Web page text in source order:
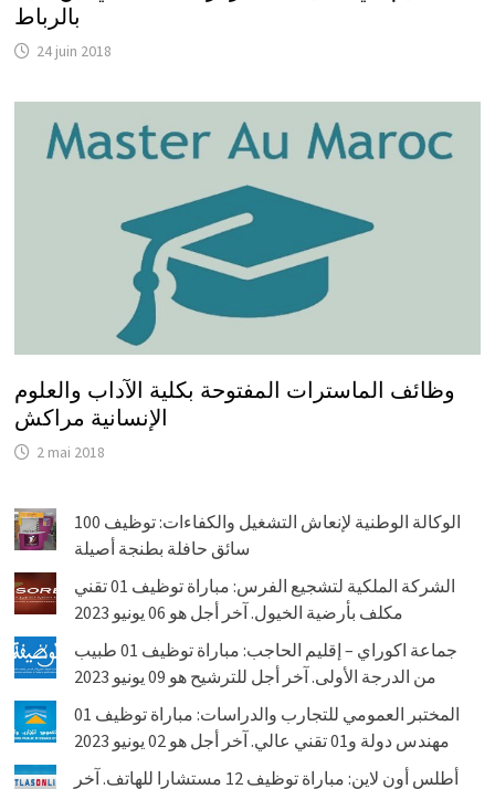
بالرباط
24 juin 2018
وظائف الماسترات المفتوحة بكلية الآداب والعلوم
الإنسانية مراكش
2 mai 2018
الوكالة الوطنية لإنعاش التشغيل والكفاءات: توظيف 100
سائق حافلة بطنجة أصيلة
الشركة الملكية لتشجيع الفرس: مباراة توظيف 01 تقني
مكلف بأرضية الخيول. آخر أجل هو 06 يونيو 2023
جماعة اكوراي – إقليم الحاجب: مباراة توظيف 01 طبيب
من الدرجة الأولى. آخر أجل للترشيح هو 09 يونيو 2023
المختبر العمومي للتجارب والدراسات: مباراة توظيف 01
مهندس دولة و01 تقني عالي. آخر أجل هو 02 يونيو 2023
أطلس أون لاين: مباراة توظيف 12 مستشارا للهاتف. آخر